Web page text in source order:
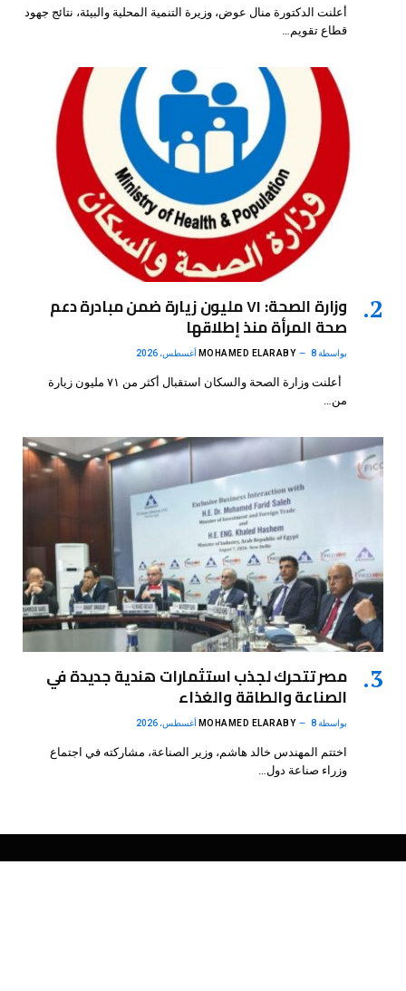
أعلنت الدكتورة منال عوض، وزيرة التنمية المحلية والبيئة، نتائج جهود
قطاع تقويم…
وزارة الصحة: ٧١ مليون زيارة ضمن مبادرة دعم
صحة المرأة منذ إطلاقها
بواسطة MOHAMED ELARABY 8 أغسطس، 2026
أعلنت وزارة الصحة والسكان استقبال أكثر من ٧١ مليون زيارة
من…
مصر تتحرك لجذب استثمارات هندية جديدة في
الصناعة والطاقة والغذاء
بواسطة MOHAMED ELARABY 8 أغسطس، 2026
اختتم المهندس خالد هاشم، وزير الصناعة، مشاركته في اجتماع
وزراء صناعة دول…